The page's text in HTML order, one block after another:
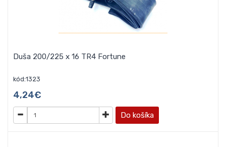
Duša 200/225 x 16 TR4 Fortune
kód:1323
4,24€
Do košíka